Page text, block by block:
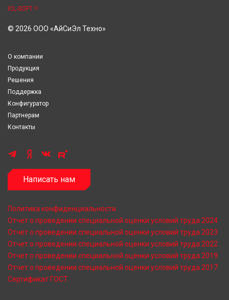
ICL-SOFT
© 2026 ООО «АйСиЭл Техно»
О компании
Продукция
Решения
Поддержка
Конфигуратор
Партнерам
Контакты
Написать нам
Политика конфиденциальности
Отчет о проведении специальной оценки условий труда 2024
Отчет о проведении специальной оценки условий труда 2023
Отчет о проведении специальной оценки условий труда 2022
Отчет о проведении специальной оценки условий труда 2019
Отчет о проведении специальной оценки условий труда 2017
Сертификат ГОСТ